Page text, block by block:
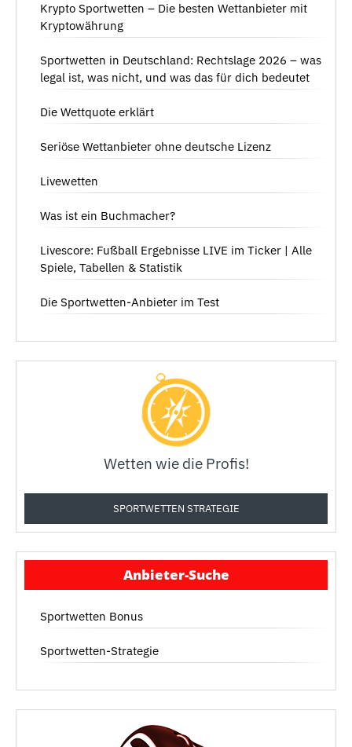
Krypto Sportwetten – Die besten Wettanbieter mit
Kryptowährung
Sportwetten in Deutschland: Rechtslage 2026 – was
legal ist, was nicht, und was das für dich bedeutet
Die Wettquote erklärt
Seriöse Wettanbieter ohne deutsche Lizenz
Livewetten
Was ist ein Buchmacher?
Livescore: Fußball Ergebnisse LIVE im Ticker | Alle
Spiele, Tabellen & Statistik
Die Sportwetten-Anbieter im Test
Wetten wie die Profis!
SPORTWETTEN STRATEGIE
Anbieter-Suche
Sportwetten Bonus
Sportwetten-Strategie